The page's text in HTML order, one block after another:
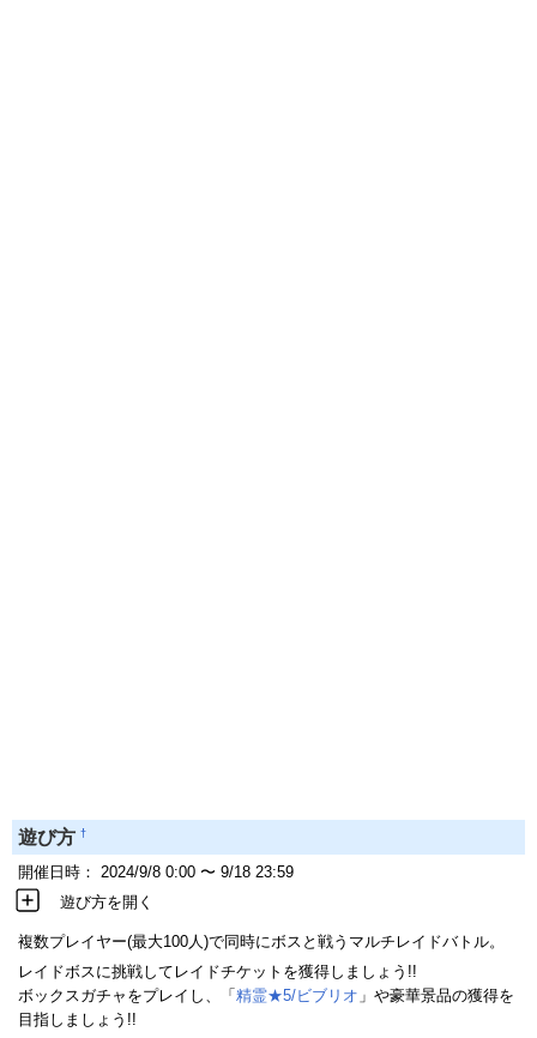
遊び方 †
開催日時： 2024/9/8 0:00 〜 9/18 23:59
遊び方を開く
複数プレイヤー(最大100人)で同時にボスと戦うマルチレイドバトル。
レイドボスに挑戦してレイドチケットを獲得しましょう!!
ボックスガチャをプレイし、「精霊★5/ビブリオ 」や豪華景品の獲得を
目指しましょう!!